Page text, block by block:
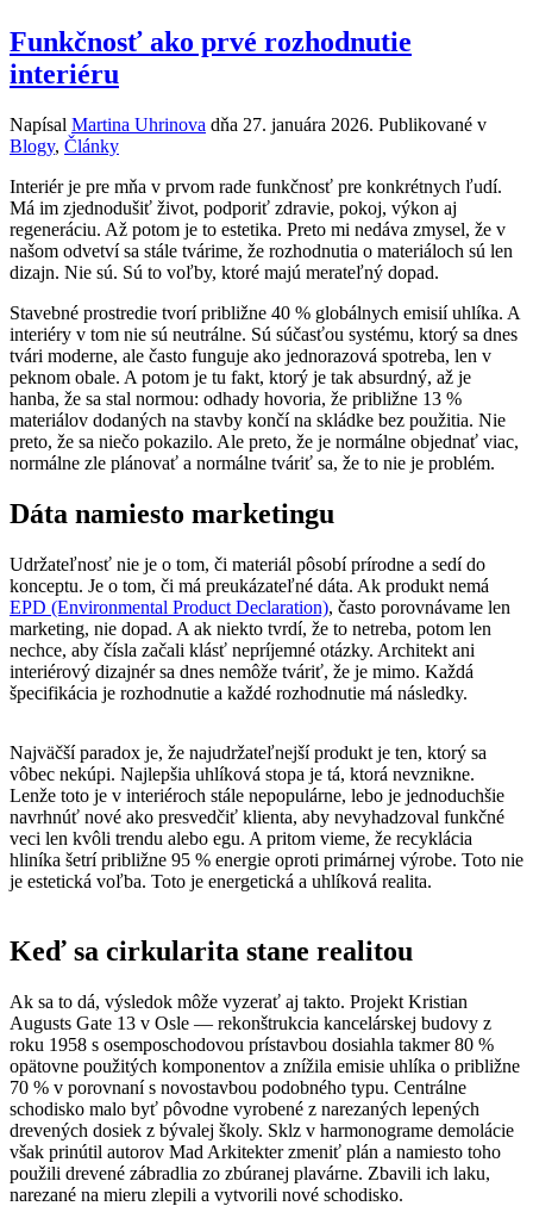
Funkčnosť ako prvé rozhodnutie
interiéru
Napísal Martina Uhrinova dňa 27. januára 2026. Publikované v
Blogy, Články
Interiér je pre mňa v prvom rade funkčnosť pre konkrétnych ľudí.
Má im zjednodušiť život, podporiť zdravie, pokoj, výkon aj
regeneráciu. Až potom je to estetika. Preto mi nedáva zmysel, že v
našom odvetví sa stále tvárime, že rozhodnutia o materiáloch sú len
dizajn. Nie sú. Sú to voľby, ktoré majú merateľný dopad.
Stavebné prostredie tvorí približne 40 % globálnych emisií uhlíka. A
interiéry v tom nie sú neutrálne. Sú súčasťou systému, ktorý sa dnes
tvári moderne, ale často funguje ako jednorazová spotreba, len v
peknom obale. A potom je tu fakt, ktorý je tak absurdný, až je
hanba, že sa stal normou: odhady hovoria, že približne 13 %
materiálov dodaných na stavby končí na skládke bez použitia. Nie
preto, že sa niečo pokazilo. Ale preto, že je normálne objednať viac,
normálne zle plánovať a normálne tváriť sa, že to nie je problém.
Dáta namiesto marketingu
Udržateľnosť nie je o tom, či materiál pôsobí prírodne a sedí do
konceptu. Je o tom, či má preukázateľné dáta. Ak produkt nemá
EPD (Environmental Product Declaration), často porovnávame len
marketing, nie dopad. A ak niekto tvrdí, že to netreba, potom len
nechce, aby čísla začali klásť nepríjemné otázky. Architekt ani
interiérový dizajnér sa dnes nemôže tváriť, že je mimo. Každá
špecifikácia je rozhodnutie a každé rozhodnutie má následky.
Najväčší paradox je, že najudržateľnejší produkt je ten, ktorý sa
vôbec nekúpi. Najlepšia uhlíková stopa je tá, ktorá nevznikne.
Lenže toto je v interiéroch stále nepopulárne, lebo je jednoduchšie
navrhnúť nové ako presvedčiť klienta, aby nevyhadzoval funkčné
veci len kvôli trendu alebo egu. A pritom vieme, že recyklácia
hliníka šetrí približne 95 % energie oproti primárnej výrobe. Toto nie
je estetická voľba. Toto je energetická a uhlíková realita.
Keď sa cirkularita stane realitou
Ak sa to dá, výsledok môže vyzerať aj takto. Projekt Kristian
Augusts Gate 13 v Osle — rekonštrukcia kancelárskej budovy z
roku 1958 s osemposchodovou prístavbou dosiahla takmer 80 %
opätovne použitých komponentov a znížila emisie uhlíka o približne
70 % v porovnaní s novostavbou podobného typu. Centrálne
schodisko malo byť pôvodne vyrobené z narezaných lepených
drevených dosiek z bývalej školy. Sklz v harmonograme demolácie
však prinútil autorov Mad Arkitekter zmeniť plán a namiesto toho
použili drevené zábradlia zo zbúranej plavárne. Zbavili ich laku,
narezané na mieru zlepili a vytvorili nové schodisko.